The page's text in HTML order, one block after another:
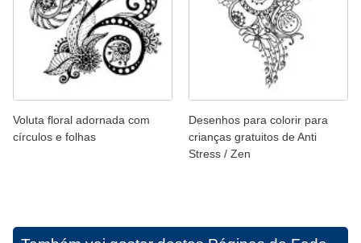
Voluta floral adornada com
círculos e folhas
Desenhos para colorir para
crianças gratuitos de Anti
Stress / Zen